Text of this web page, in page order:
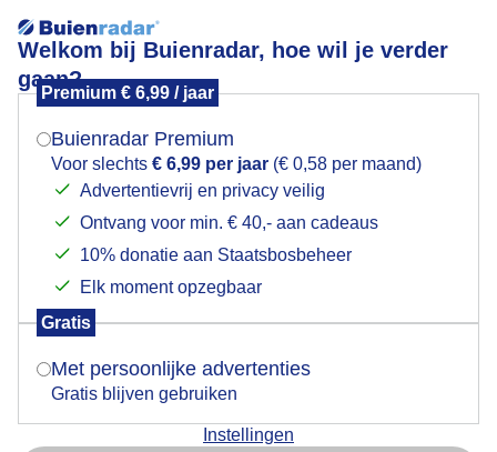
Welkom bij Buienradar, hoe wil je verder
gaan?
Premium € 6,99 / jaar
Buienradar Premium
Voor slechts € 6,99 per jaar (€ 0,58 per maand)
Advertentievrij en privacy veilig
Ontvang voor min. € 40,- aan cadeaus
10% donatie aan Staatsbosbeheer
Elk moment opzegbaar
Gratis
Met persoonlijke advertenties
Gratis blijven gebruiken
Instellingen
Zon en wind
Mogen we je locatie gebruiken voor het
Indien je hier nog geen akkoord op hebt gegeven,
verschijnt er zo een pop-up uit je browser waarin
Is goed, toon de popup
Nu niet, misschien later